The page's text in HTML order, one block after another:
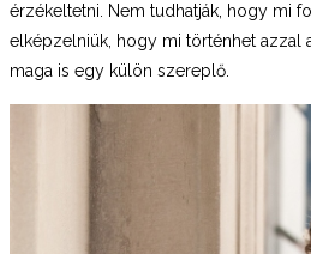
érzékeltetni. Nem tudhatják, hogy mi
elképzelniük, hogy mi történhet azzal
maga is egy külön szereplő.